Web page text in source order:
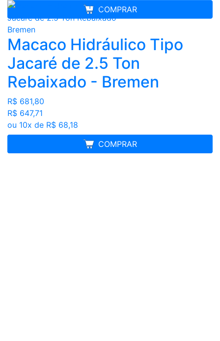
COMPRAR
Macaco Hidráulico Tipo
Jacaré de 2.5 Ton
Rebaixado - Bremen
R$ 681,80
R$ 647,71
ou 10x de R$ 68,18
COMPRAR
FRETE GRÁTIS